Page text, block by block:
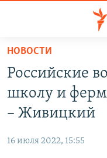
Вернуться
основному
содержанию
Вернутся
главной
СПЕЦПРОЕКТЫ
ГРУЗ 200
11 ЛЕТ ОККУПАЦИИ
ВОДА
ЕЩЕ
НОВОСТИ
Российские
школу и
– Живицкий
16 июля 2022, 15:55